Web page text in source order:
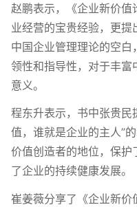
赵鹏表示，《企业新价
业经营的宝贵经验，更提
中国企业管理理论的空
领性和指导性，对于丰
意义。
程东升表示，书中张贵民
值，谁就是企业的主人”
价值创造者的地位，保
了企业的持续健康发展。
崔姜薇分享了《企业新价